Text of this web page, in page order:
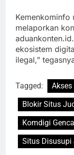
Kemenkominfo
melaporkan
ekosistem
ilegal,”
Tagged:
Blokir Situs
Komdigi
Situs Disusupi